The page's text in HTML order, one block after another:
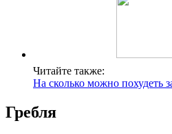
Читайте также:
На сколько можно похудеть
Гребля